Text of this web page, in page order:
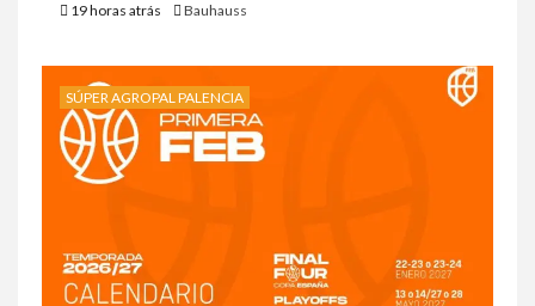
19 horas atrás Bauhauss
SÚPER AGROPAL PALENCIA